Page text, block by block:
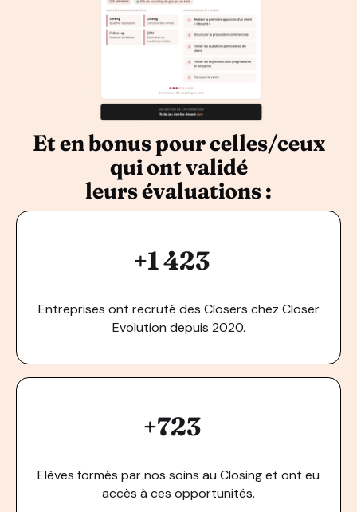
Et en bonus pour celles/ceux
qui ont validé
leurs évaluations :
+1 423
Entreprises ont recruté des Closers chez Closer
Evolution depuis 2020.
+723
Elèves formés par nos soins au Closing et ont eu
accès à ces opportunités.